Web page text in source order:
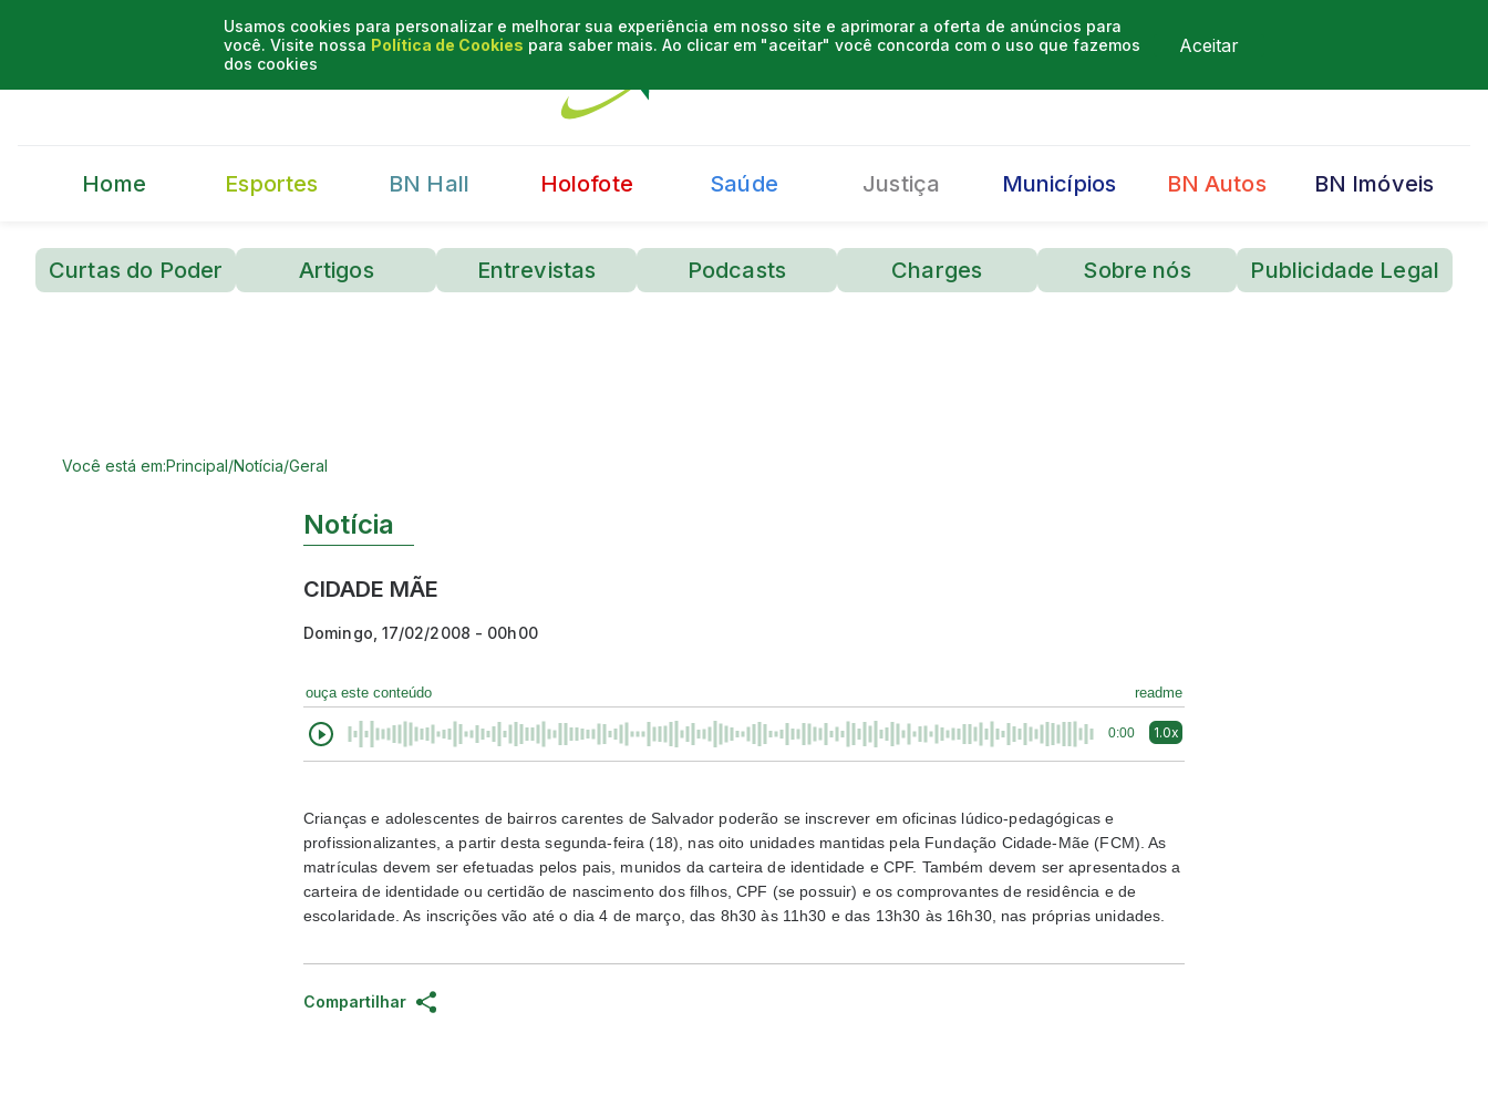
Usamos cookies para personalizar e melhorar sua experiência em nosso site e aprimorar a oferta de anúncios para
você. Visite nossa Política de Cookies para saber mais. Ao clicar em "aceitar" você concorda com o uso que fazemos
dos cookies
Aceitar
Home Esportes BN Hall Holofote Saúde Justiça Municípios BN Autos BN Imóveis
Curtas do Poder Artigos Entrevistas Podcasts Charges Sobre nós Publicidade Legal
Você está em:Principal/Notícia/Geral
Notícia
CIDADE MÃE
Domingo, 17/02/2008 - 00h00
ouça este conteúdo readme
0:00 1.0x
Crianças e adolescentes de bairros carentes de Salvador poderão se inscrever em oficinas lúdico-pedagógicas e
profissionalizantes, a partir desta segunda-feira (18), nas oito unidades mantidas pela Fundação Cidade-Mãe (FCM). As
matrículas devem ser efetuadas pelos pais, munidos da carteira de identidade e CPF. Também devem ser apresentados a
carteira de identidade ou certidão de nascimento dos filhos, CPF (se possuir) e os comprovantes de residência e de
escolaridade. As inscrições vão até o dia 4 de março, das 8h30 às 11h30 e das 13h30 às 16h30, nas próprias unidades.
Compartilhar